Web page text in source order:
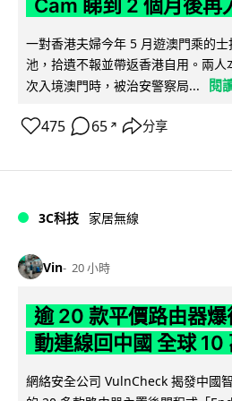
Cam 睇到 2 個月後再
一對香港夫婦今年 5 月遊澳門乘的
池，拾遺不報並帶返香港自用。兩
次入境澳門時，被治安警察局...
閱
475 65 ↗ 分享
3C科技 家居無線
Vin 20 小時
逾 20 款平價路由器
動連線回中國 全球 10
網絡安全公司 VulnCheck 揭發中國